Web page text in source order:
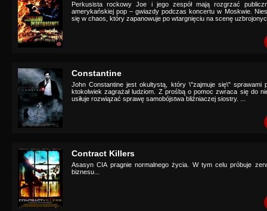
Perkusista rockowy Joe i jego zespół mają rozgrzać
amerykańskiej pop – gwiazdy podczas koncertu w Moskwie.
się w chaos, który zapanowuje po wtargnięciu na scenę
Constantine
John Constantine jest okultystą, który \"zajmuje się\" sprawami
ktokolwiek zagrażał ludziom. Z prośbą o pomoc zwraca się do
usiłuje rozwiązać sprawę samobójstwa bliźniaczej siostry. ...
Contract Killers
Asasyn CIA pragnie normalnego życia. W tym celu próbuje
biznesu...